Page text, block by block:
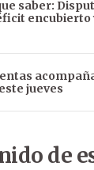
saber:
encubierto
jueves
de